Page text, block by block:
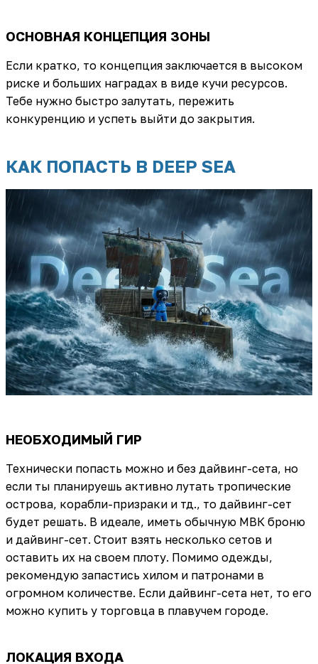
ОСНОВНАЯ КОНЦЕПЦИЯ ЗОНЫ
Если кратко, то концепция заключается в высоком
риске и больших наградах в виде кучи ресурсов.
Тебе нужно быстро залутать, пережить
конкуренцию и успеть выйти до закрытия.
КАК ПОПАСТЬ В DEEP SEA
НЕОБХОДИМЫЙ ГИР
Технически попасть можно и без дайвинг-сета, но
если ты планируешь активно лутать тропические
острова, корабли-призраки и тд., то дайвинг-сет
будет решать. В идеале, иметь обычную МВК броню
и дайвинг-сет. Стоит взять несколько сетов и
оставить их на своем плоту. Помимо одежды,
рекомендую запастись хилом и патронами в
огромном количестве. Если дайвинг-сета нет, то его
можно купить у торговца в плавучем городе.
ЛОКАЦИЯ ВХОДА